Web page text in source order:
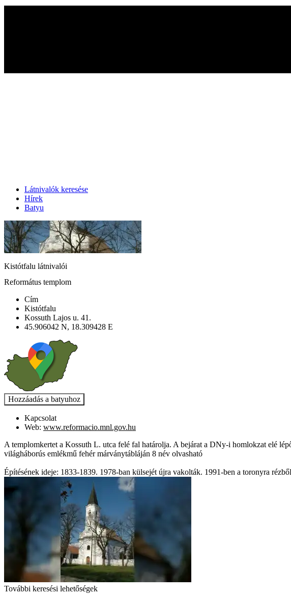
Látnivalók keresése
Hírek
Batyu
Kistótfalu látnivalói
Református templom
Cím
Kistótfalu
Kossuth Lajos u. 41.
45.906042 N, 18.309428 E
Kapcsolat
Web: www.reformacio.mnl.gov.hu
A templomkertet a Kossuth L. utca felé fal határolja. A bejárat a DNy-i homlokzat elé
világháborús emlékmű fehér márványtábláján 8 név olvasható
Építésének ideje: 1833-1839. 1978-ban külsejét újra vakolták. 1991-ben a toronyra
További keresési lehetőségek